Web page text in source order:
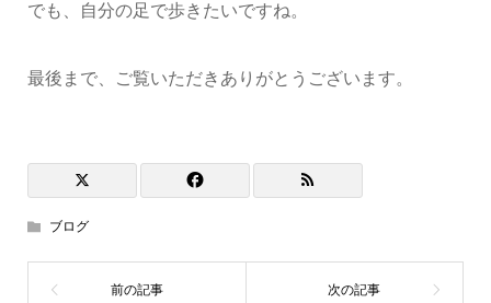
でも、自分の足で歩きたいですね。
最後まで、ご覧いただきありがとうございます。
ブログ